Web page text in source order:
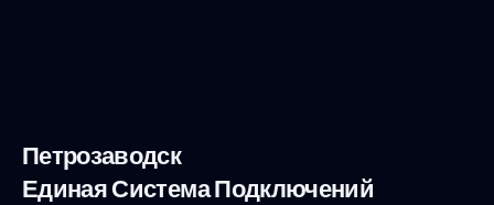
Петрозаводск
Единая Система Подключений